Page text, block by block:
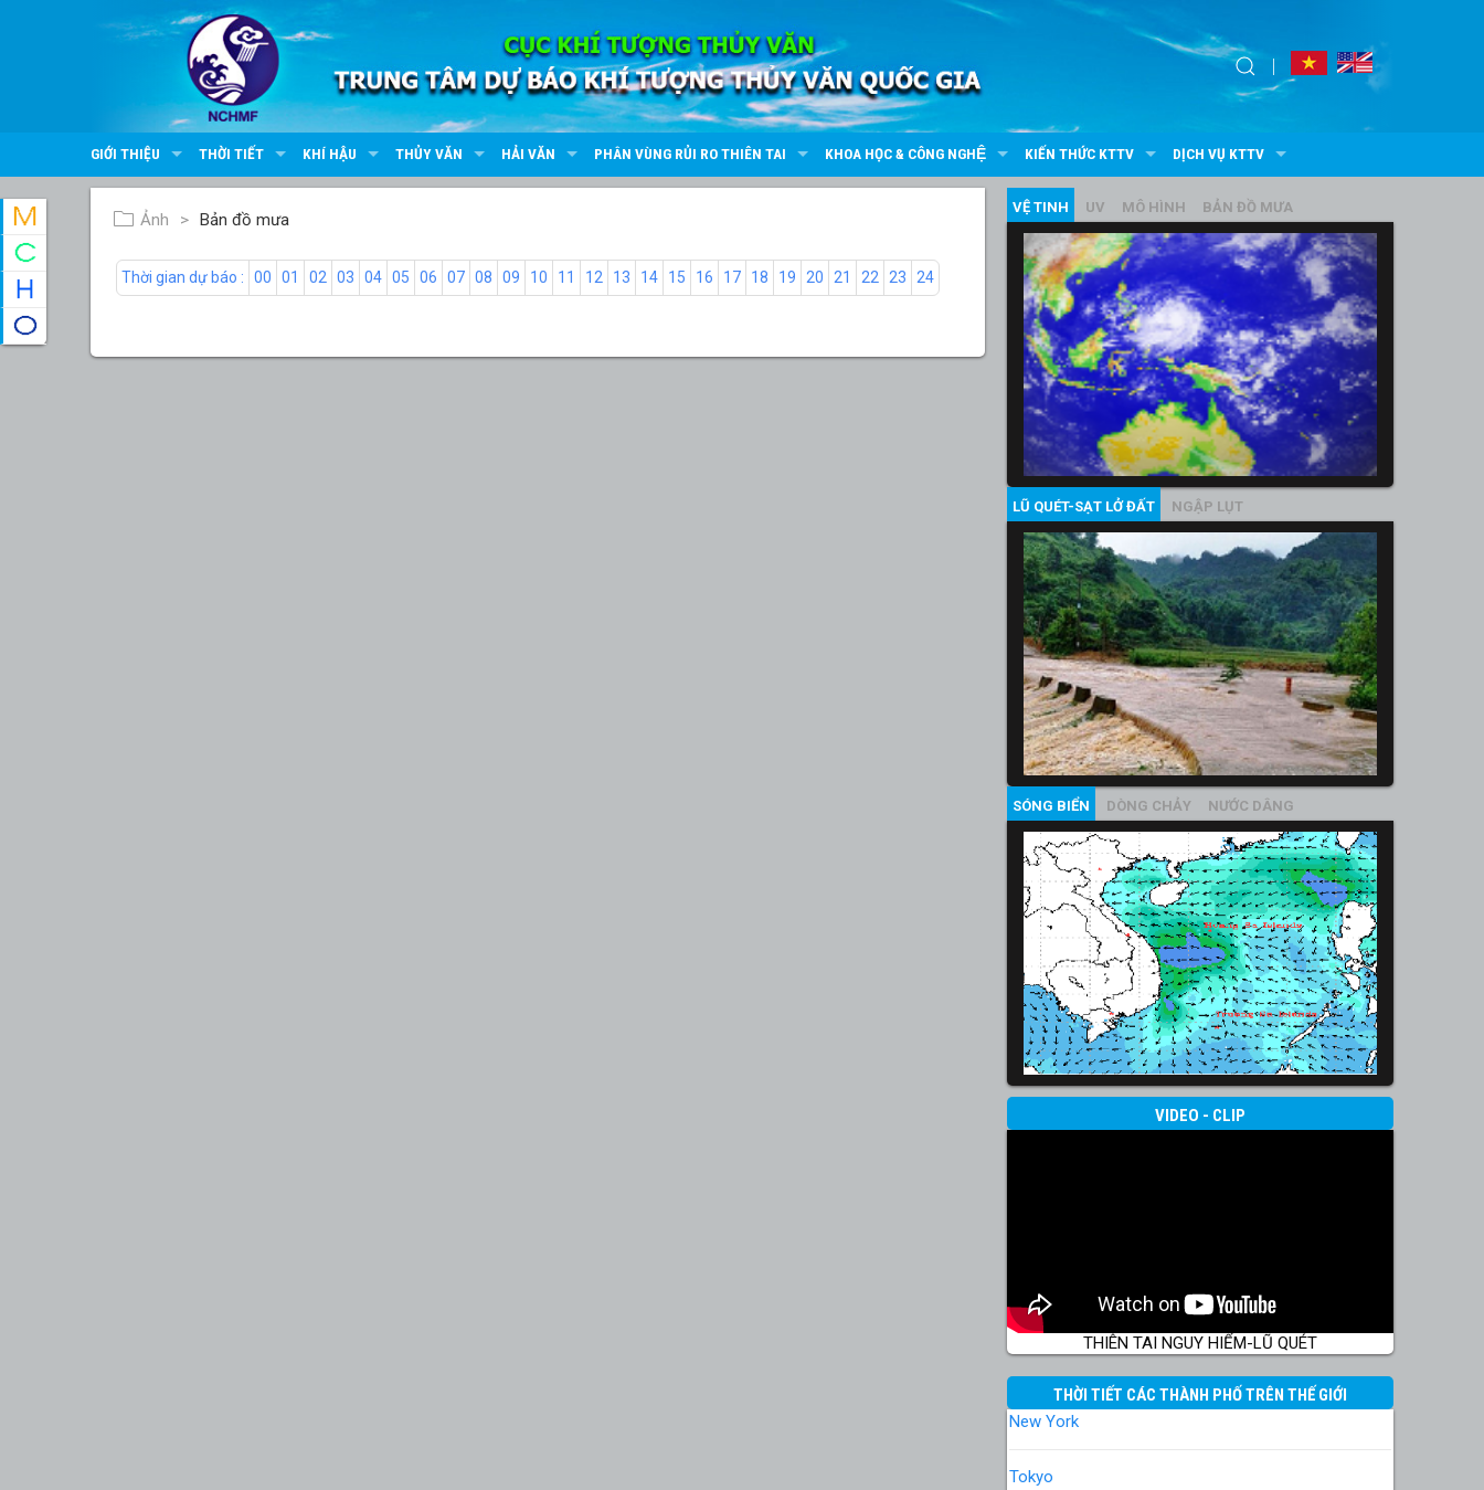
GIỚI THIỆU THỜI TIẾT KHÍ HẬU THỦY VĂN HẢI VĂN PHÂN VÙNG RỦI RO THIÊN TAI KHOA HỌC & CÔNG NGHỆ KIẾN THỨC KTTV DỊCH VỤ KTTV
Ảnh Bản đồ mưa
Thời gian dự báo : 00 01 02 03 04 05 06 07 08 09 10 11 12 13 14 15 16 17 18 19 20 21 22 23 24
VỆ TINH UV MÔ HÌNH BẢN ĐỒ MƯA
LŨ QUÉT-SẠT LỞ ĐẤT NGẬP LỤT
SÓNG BIỂN DÒNG CHẢY NƯỚC DÂNG
VIDEO - CLIP
THIÊN TAI NGUY HIỂM-LŨ QUÉT
THỜI TIẾT CÁC THÀNH PHỐ TRÊN THẾ GIỚI
New York
Tokyo